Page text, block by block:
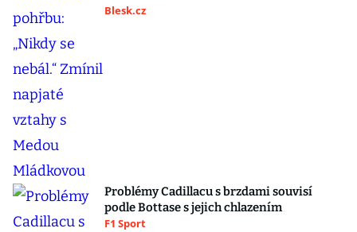
Blesk.cz
Problémy Cadillacu s brzdami souvisí
podle Bottase s jejich chlazením
F1 Sport